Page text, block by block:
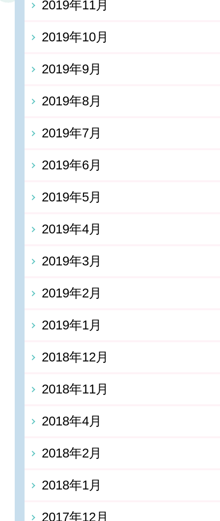
2019年11月
2019年10月
2019年9月
2019年8月
2019年7月
2019年6月
2019年5月
2019年4月
2019年3月
2019年2月
2019年1月
2018年12月
2018年11月
2018年4月
2018年2月
2018年1月
2017年12月